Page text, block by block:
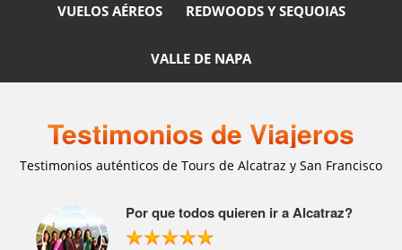
VUELOS AÉREOS REDWOODS Y SEQUOIAS
VALLE DE NAPA
Testimonios de Viajeros
Testimonios auténticos de Tours de Alcatraz y San Francisco
Crucero por la Bahía alrededor de isla
de Alcatraz